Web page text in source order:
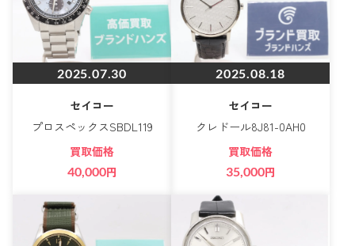
2025.07.30
セイコー
プロスペックスSBDL119
買取価格
40,000円
2025.08.18
セイコー
クレドール8J81-0AH0
買取価格
35,000円